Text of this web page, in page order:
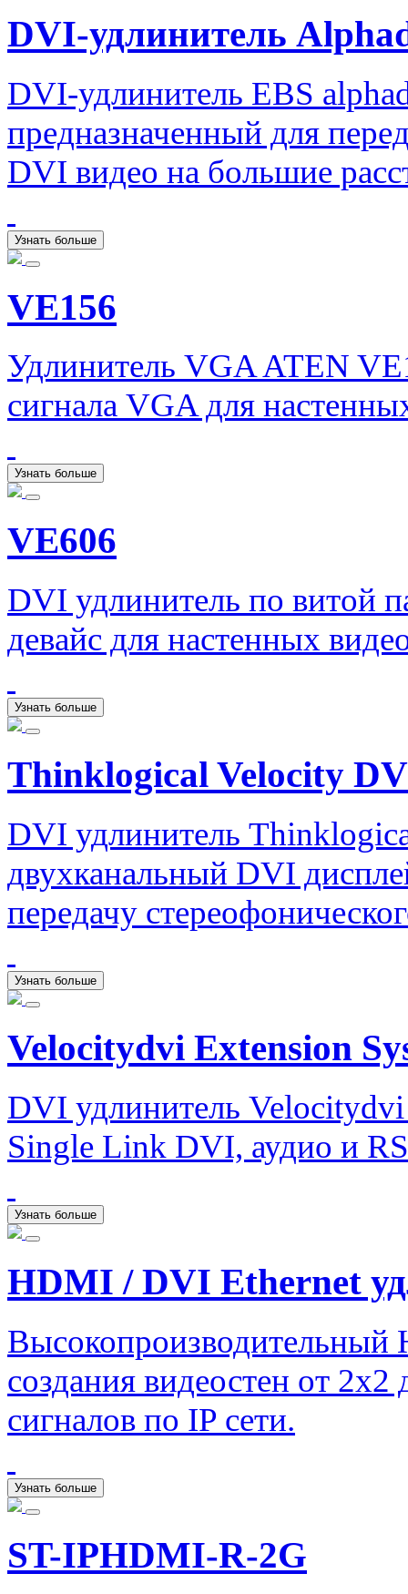
DVI-удлинитель
DVI-удлинитель EBS
предназначенный для
DVI видео на большие
Узнать больше
VE156
Удлинитель VGA ATEN
сигнала VGA для
Узнать больше
VE606
DVI удлинитель по витой
девайс для настенных
Узнать больше
Thinklogical Velocity
DVI удлинитель
двухканальный DVI
передачу
Узнать больше
Velocitydvi Extension
DVI удлинитель Velocitydvi
Single Link DVI, аудио и
Узнать больше
HDMI / DVI Ethernet
Высокопроизводительный
создания видеостен от
сигналов по IP сети.
Узнать больше
ST-IPHDMI-R-2G